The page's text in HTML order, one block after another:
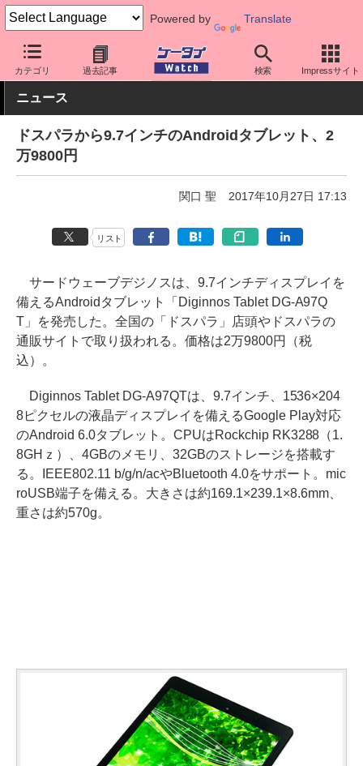
Powered by Translate
カテゴリ 過去記事 検索 Impressサイト
ケータイ Watch OS Android その他メーカー
ニュース
ドスパラから9.7インチのAndroidタブレット、2
万9800円
関口 聖 2017年10月27日 17:13
リスト
サードウェーブデジノスは、9.7インチディスプレイを
備えるAndroidタブレット「Diginnos Tablet DG-A97Q
T」を発売した。全国の「ドスパラ」店頭やドスパラの
通販サイトで取り扱われる。価格は2万9800円（税
込）。
Diginnos Tablet DG-A97QTは、9.7インチ、1536×204
8ピクセルの液晶ディスプレイを備えるGoogle Play対応
のAndroid 6.0タブレット。CPUはRockchip RK3288（1.
8GHｚ）、4GBのメモリ、32GBのストレージを搭載す
る。IEEE802.11 b/g/n/acやBluetooth 4.0をサポート。mic
roUSB端子を備える。大きさは約169.1×239.1×8.6mm、
重さは約570g。